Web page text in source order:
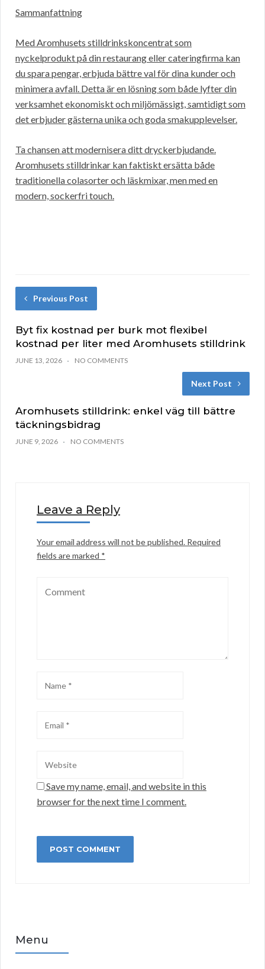
Sammanfattning
Med Aromhusets stilldrinkskoncentrat som
nyckelprodukt på din restaurang eller cateringfirma kan
du spara pengar, erbjuda bättre val för dina kunder och
minimera avfall. Detta är en lösning som både lyfter din
verksamhet ekonomiskt och miljömässigt, samtidigt som
det erbjuder gästerna unika och goda smakupplevelser.
Ta chansen att modernisera ditt dryckerbjudande.
Aromhusets stilldrinkar kan faktiskt ersätta både
traditionella colasorter och läskmixar, men med en
modern, sockerfri touch.
Previous Post
Byt fix kostnad per burk mot flexibel
kostnad per liter med Aromhusets stilldrink
JUNE 13, 2026 NO COMMENTS
Next Post
Aromhusets stilldrink: enkel väg till bättre
täckningsbidrag
JUNE 9, 2026 NO COMMENTS
Leave a Reply
Your email address will not be published. Required
fields are marked *
Save my name, email, and website in this
browser for the next time I comment.
Menu